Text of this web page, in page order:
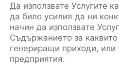
Да използвате Услугите
да било усилия да ни
начин да използвате
Съдържанието за
генериращи приходи, или
предприятия.